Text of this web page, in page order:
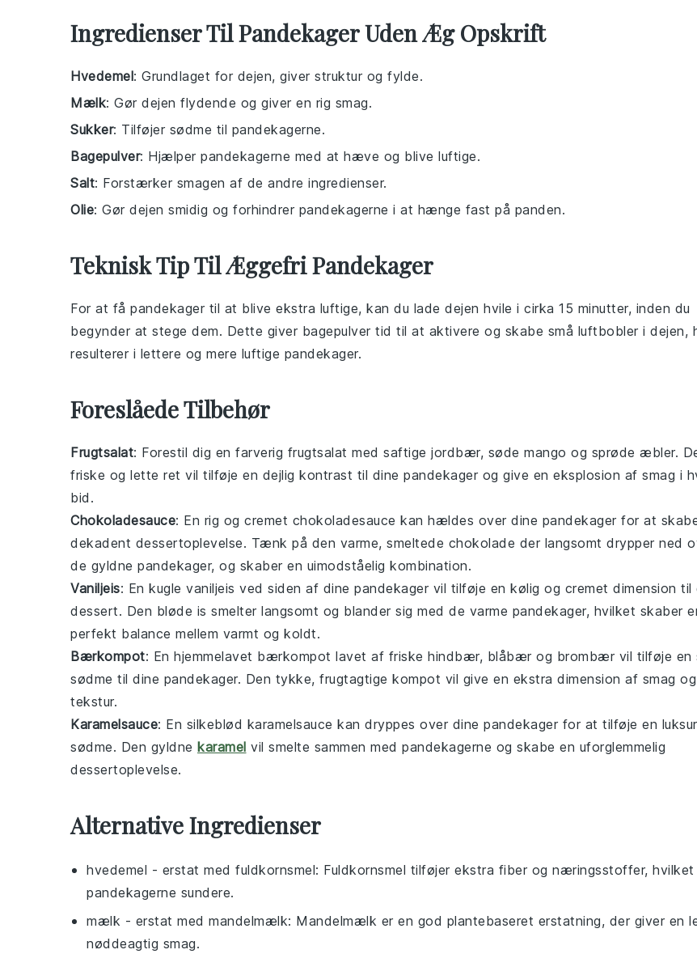
Ingredienser Til Pandekager Uden Æg Opskrift
Hvedemel: Grundlaget for dejen, giver struktur og fylde.
Mælk: Gør dejen flydende og giver en rig smag.
Sukker: Tilføjer sødme til pandekagerne.
Bagepulver: Hjælper pandekagerne med at hæve og blive luftige.
Salt: Forstærker smagen af de andre ingredienser.
Olie: Gør dejen smidig og forhindrer pandekagerne i at hænge fast på panden.
Teknisk Tip Til Æggefri Pandekager
For at få pandekager til at blive ekstra luftige, kan du lade dejen hvile i cirka 15 minutter, inden du
begynder at stege dem. Dette giver bagepulver tid til at aktivere og skabe små luftbobler i dejen,
resulterer i lettere og mere luftige pandekager.
Foreslåede Tilbehør
Frugtsalat: Forestil dig en farverig frugtsalat med saftige jordbær, søde mango og sprøde æbler.
friske og lette ret vil tilføje en dejlig kontrast til dine pandekager og give en eksplosion af smag i
bid.
Chokoladesauce: En rig og cremet chokoladesauce kan hældes over dine pandekager for at
dekadent dessertoplevelse. Tænk på den varme, smeltede chokolade der langsomt drypper ned
de gyldne pandekager, og skaber en uimodståelig kombination.
Vaniljeis: En kugle vaniljeis ved siden af dine pandekager vil tilføje en kølig og cremet dimension til
dessert. Den bløde is smelter langsomt og blander sig med de varme pandekager, hvilket skaber
perfekt balance mellem varmt og koldt.
Bærkompot: En hjemmelavet bærkompot lavet af friske hindbær, blåbær og brombær vil tilføje en
sødme til dine pandekager. Den tykke, frugtagtige kompot vil give en ekstra dimension af smag og
tekstur.
Karamelsauce: En silkeblød karamelsauce kan dryppes over dine pandekager for at tilføje en
sødme. Den gyldne karamel vil smelte sammen med pandekagerne og skabe en uforglemmelig
dessertoplevelse.
Alternative Ingredienser
hvedemel - erstat med fuldkornsmel: Fuldkornsmel tilføjer ekstra fiber og næringsstoffer, hvilket
pandekagerne sundere.
mælk - erstat med mandelmælk: Mandelmælk er en god plantebaseret erstatning, der giver en
nøddeagtig smag.